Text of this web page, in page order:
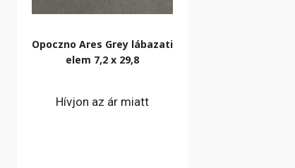
Opoczno Ares Grey lábazati
elem 7,2 x 29,8
Hívjon az ár miatt